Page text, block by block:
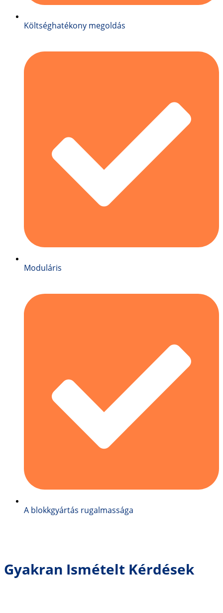
Költséghatékony megoldás
Moduláris
A blokkgyártás rugalmassága
Gyakran Ismételt Kérdések